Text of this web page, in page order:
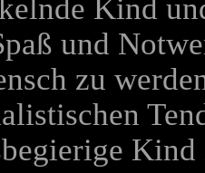
Kind
und
zu